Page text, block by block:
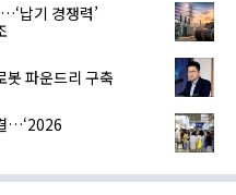
납기 경쟁력’
봇 파운드리 구축
…‘2026